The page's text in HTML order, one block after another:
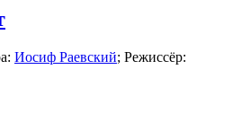
Иосиф Раевский; Режиссёр: